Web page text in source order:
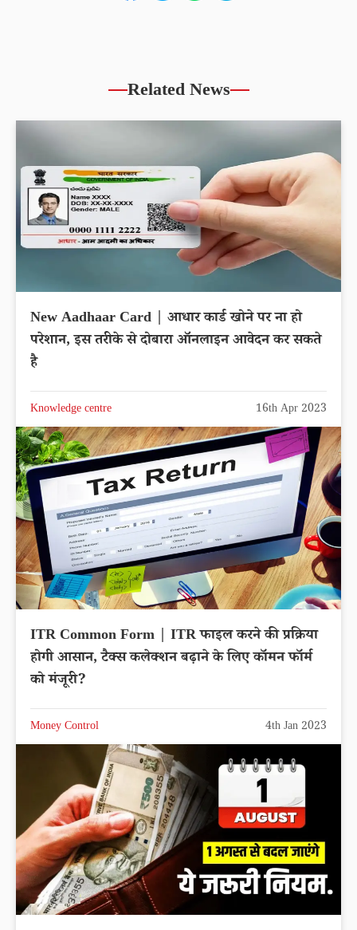
Related News
New Aadhaar Card | आधार कार्ड खोने पर ना हो
परेशान, इस तरीके से दोबारा ऑनलाइन आवेदन कर सकते
है
Knowledge centre 16th Apr 2023
ITR Common Form | ITR फाइल करने की प्रक्रिया
होगी आसान, टैक्स कलेक्शन बढ़ाने के लिए कॉमन फॉर्म
को मंजूरी?
Money Control 4th Jan 2023